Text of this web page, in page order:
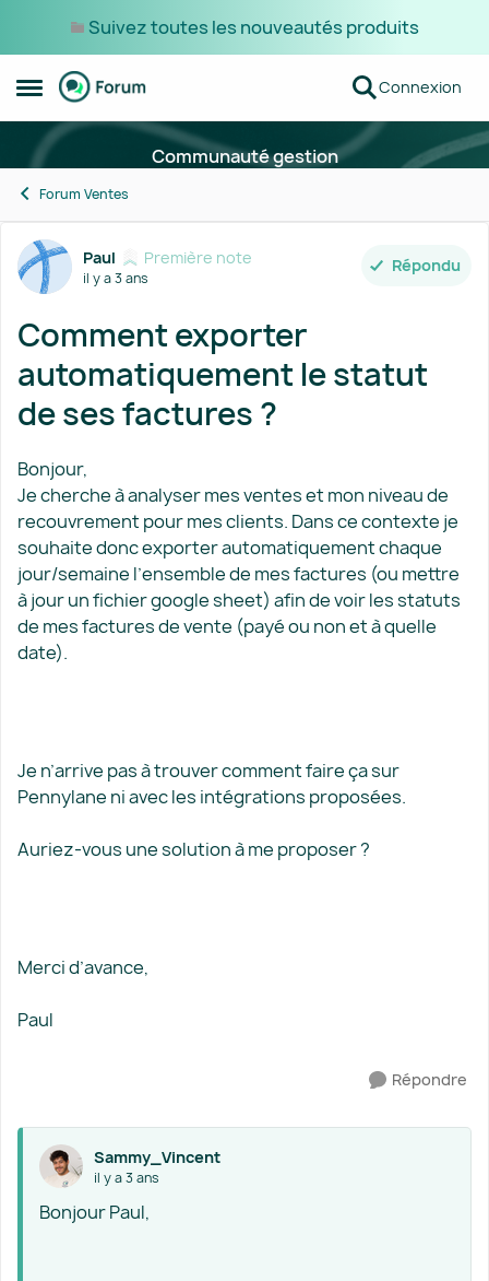
Suivez toutes les nouveautés produits
Ouvrir Menu Latéral
Passer au contenu Connexion
Communauté gestion
Forum Ventes
Forum Discussion
Paul Première note
il y a 3 ans
Répondu
Comment exporter
automatiquement le statut
de ses factures ?
Bonjour,
Je cherche à analyser mes ventes et mon niveau de
recouvrement pour mes clients. Dans ce contexte je
souhaite donc exporter automatiquement chaque
jour/semaine l’ensemble de mes factures (ou mettre
à jour un fichier google sheet) afin de voir les statuts
de mes factures de vente (payé ou non et à quelle
date).
Je n’arrive pas à trouver comment faire ça sur
Pennylane ni avec les intégrations proposées.
Auriez-vous une solution à me proposer ?
Merci d’avance,
Paul
Répondre
Sammy_Vincent
il y a 3 ans
Bonjour Paul,